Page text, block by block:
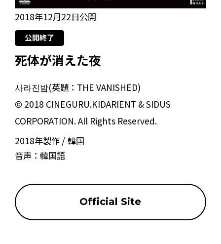
2018年12月22日公開
公開終了
死体が消えた夜
사라진밤(英題：THE VANISHED)
© 2018 CINEGURU.KIDARIENT & SIDUS
CORPORATION. All Rights Reserved.
2018年製作
韓国
音声： 韓国語
Official Site